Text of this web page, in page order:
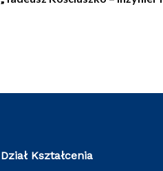
Dział Kształcenia